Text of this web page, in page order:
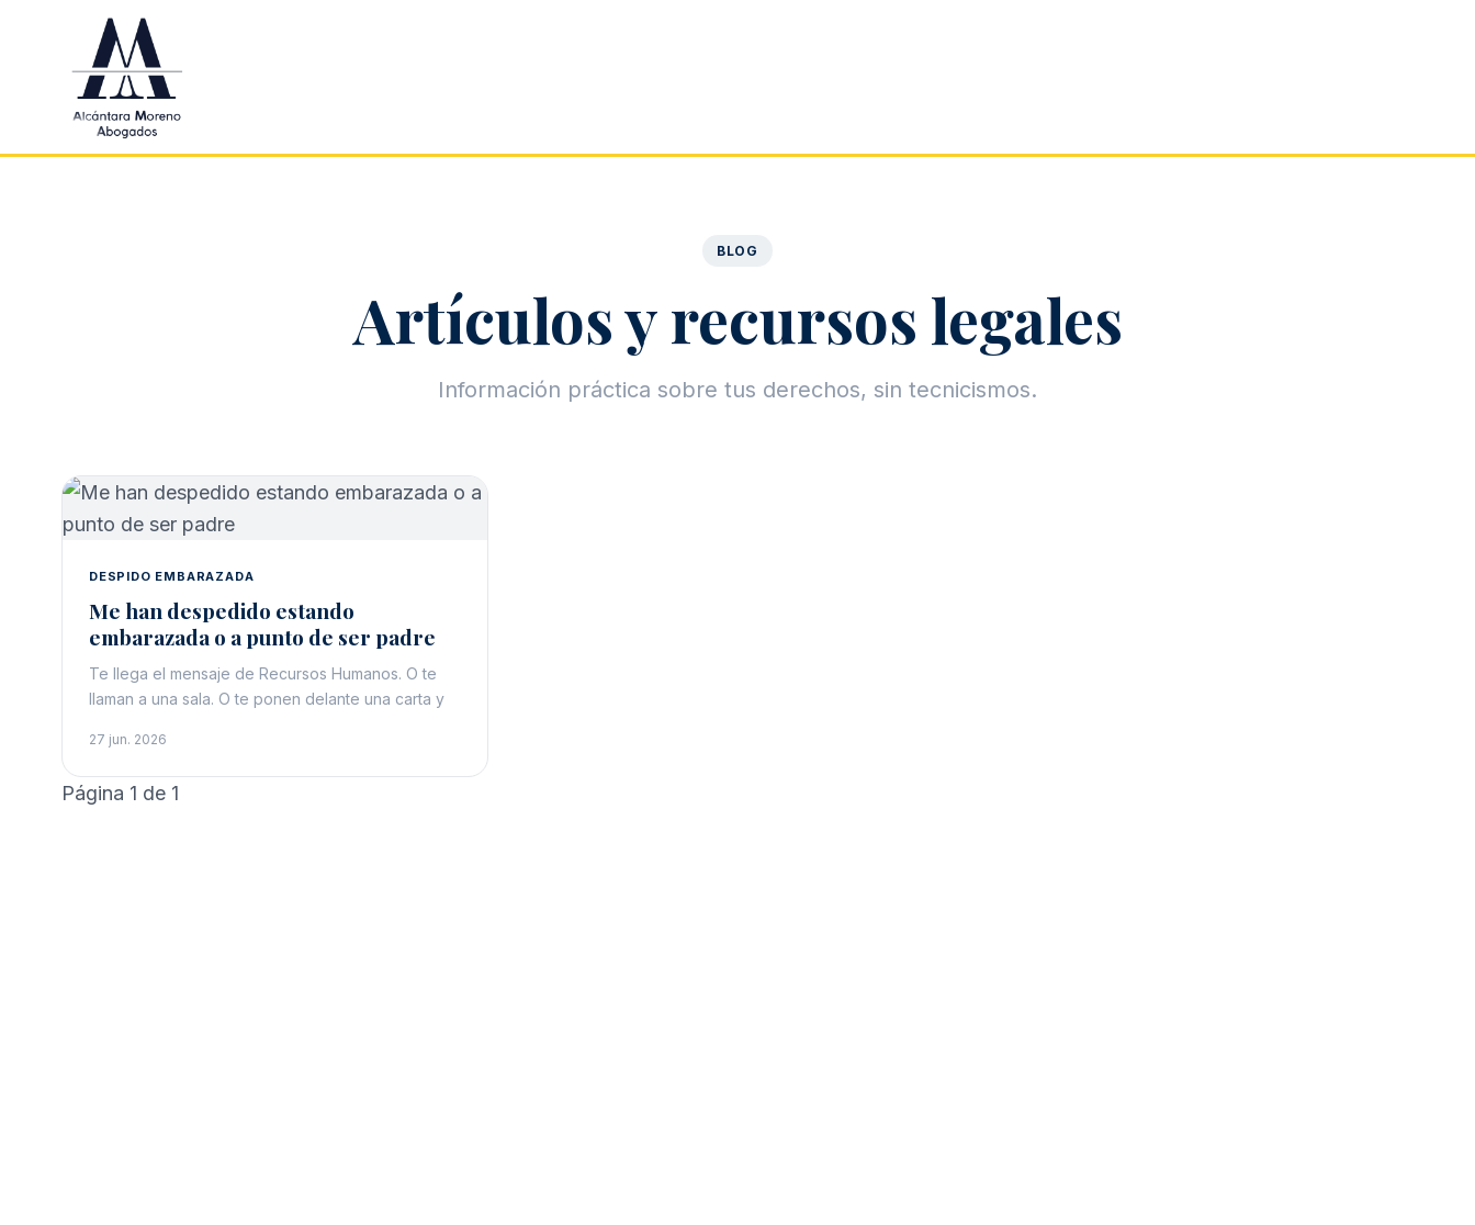
Saltar al contenido principal
BLOG
Artículos y recursos legales
Información práctica sobre tus derechos, sin tecnicismos.
DESPIDO EMBARAZADA
Me han despedido estando
embarazada o a punto de ser padre
Te llega el mensaje de Recursos Humanos. O te
llaman a una sala. O te ponen delante una carta y
27 jun. 2026
Página 1 de 1